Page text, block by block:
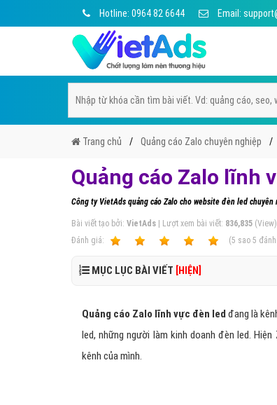
Hotline: 0964 82 6644 Email:
Trang chủ Quảng cáo Zalo chuyên nghiệp
Quảng cáo Zalo lĩnh
Công ty VietAds quảng cáo Zalo cho website đèn led
Bài viết tạo bởi: VietAds | Lượt xem bài viết: 836,835
Ðánh giá:
(5 sao 5
MỤC LỤC BÀI VIẾT [HIỆN]
Quảng cáo Zalo lĩnh vực đèn led đang là
led, những người làm kinh doanh đèn led.
kênh của mình.